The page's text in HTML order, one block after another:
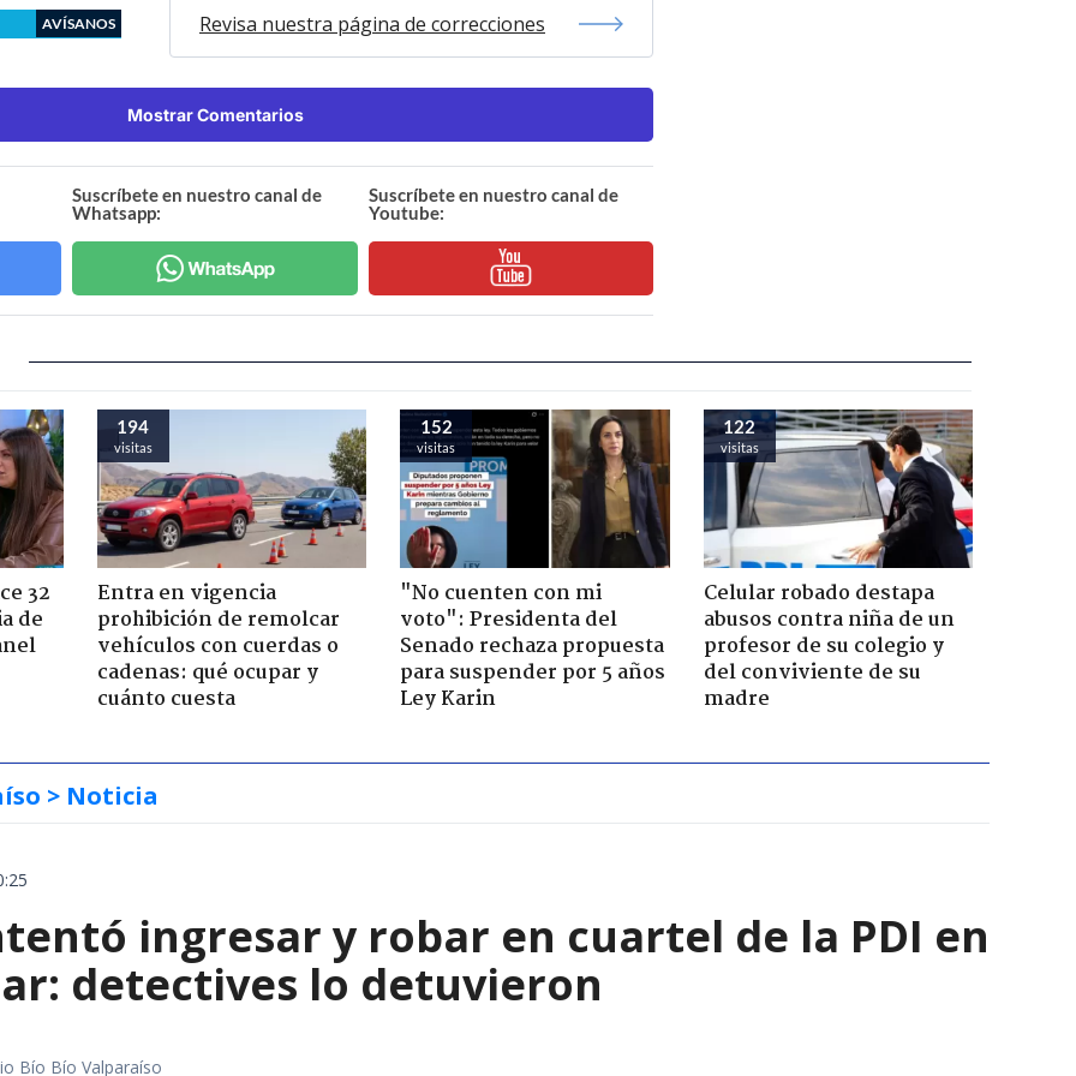
AVÍSANOS Revisa nuestra página de correcciones
Mostrar Comentarios
Suscríbete en nuestro canal de
Whatsapp:
Suscríbete en nuestro canal de
Youtube:
32
de
194
visitas
Entra en vigencia
prohibición de remolcar
vehículos con cuerdas o
cadenas: qué ocupar y
cuánto cuesta
152
visitas
"No cuenten con mi
voto": Presidenta del
Senado rechaza propuesta
para suspender por 5 años
Ley Karin
122
visitas
Celular robado destapa
abusos contra niña de un
profesor de su colegio y
del conviviente de su
madre
> Noticia
ingresar y robar en cuartel de la PDI en
detectives lo detuvieron
Bío Bío Valparaíso